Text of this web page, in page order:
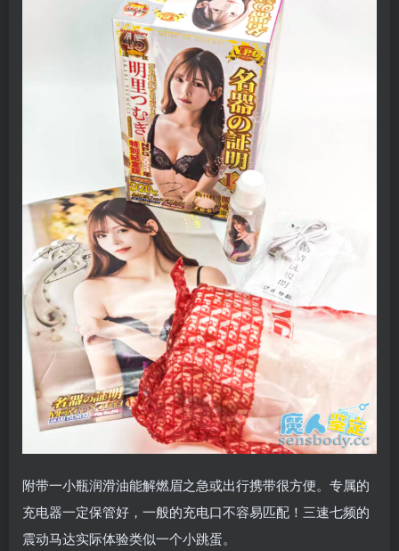
附带一小瓶润滑油能解燃眉之急或出行携带很方便。专属的
充电器一定保管好，一般的充电口不容易匹配！三速七频的
震动马达实际体验类似一个小跳蛋。